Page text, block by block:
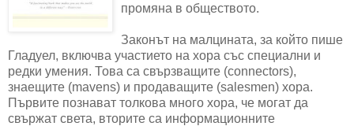
промяна в обществото.
Законът на малцината, за който пише
Гладуел, включва участието на хора със специални и
редки умения. Това са свързващите (connectors),
знаещите (mavens) и продаващите (salesmen) хора.
Първите познават толкова много хора, че могат да
свържат света, вторите са информационните